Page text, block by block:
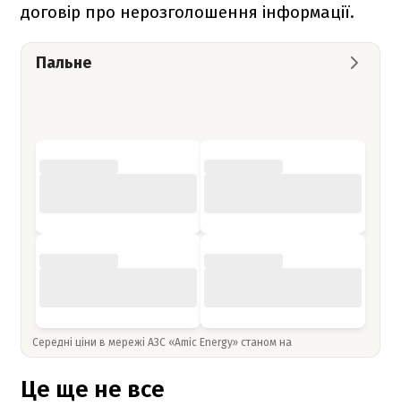
договір про нерозголошення інформації.
Пальне
Середні ціни в мережі АЗС «Amic Energy» станом на
Це ще не все